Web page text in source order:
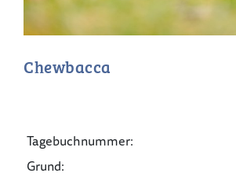
Chewbacca
Tagebuchnummer:
Grund: